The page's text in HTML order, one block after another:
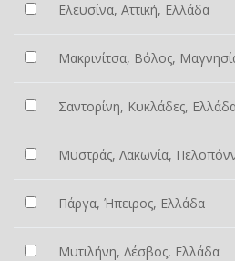
Ελευσίνα, Αττική, Ελλάδα
Μακρινίτσα, Βόλος,
Σαντορίνη, Κυκλάδες,
Μυστράς, Λακωνία,
Πάργα, Ήπειρος, Ελλάδα
Μυτιλήνη, Λέσβος, Ελλάδα